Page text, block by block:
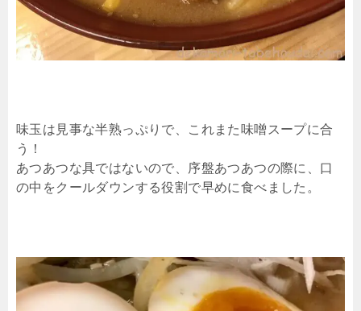
味玉は見事な半熟っぷりで、これまた味噌スープに合
う！
あつあつな具ではないので、序盤あつあつの際に、口
の中をクールダウンする役割で早めに食べました。